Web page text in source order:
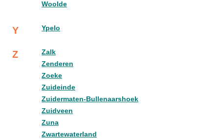
Woolde
Y Ypelo
Z
Zalk
Zenderen
Zoeke
Zuideinde
Zuidermaten-Bullenaarshoek
Zuidveen
Zuna
Zwartewaterland